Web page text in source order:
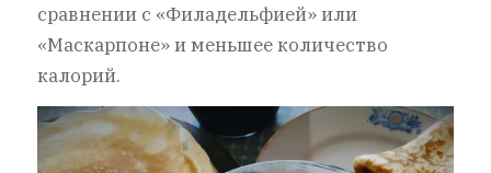
сравнении с «Филадельфией» или
«Маскарпоне» и меньшее количество
калорий.